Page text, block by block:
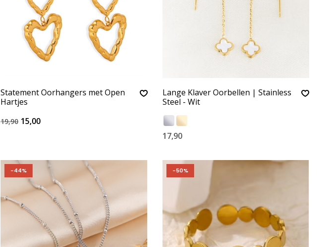
Statement Oorhangers met Open
Hartjes
19,90 15,00
Lange Klaver Oorbellen | Stainless
Steel - Wit
17,90
-44% -50%